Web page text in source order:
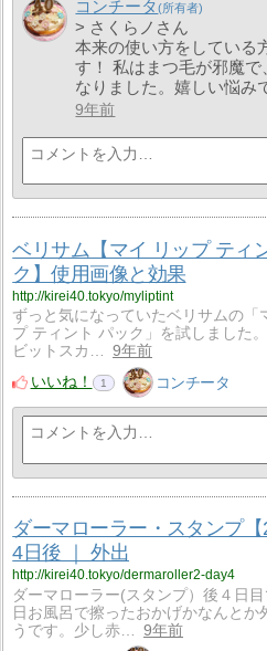
コンチータ
> さくらノさん
本来の使い方をしている
す！ 私はまつ毛が邪魔で
なりました。嬉しい悩み
9年前
ベリサム【マイ リップ ティ
ク】使用画像と効果
http://kirei40.tokyo/myliptint
ずっと気になっていたベリサムの「
プ ティント パック」を試しました
ビットスカ…
9年前
いいね！
1 コンチータ
ダーマローラー・スタンプ【
4日後 ｜ 外出
http://kirei40.tokyo/dermaroller2-day4
ダーマローラー(スタンプ）後４日
日お風呂で擦ったおかげかなんとか
うです。少し赤…
9年前